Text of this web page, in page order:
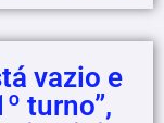
vazio e
turno”,